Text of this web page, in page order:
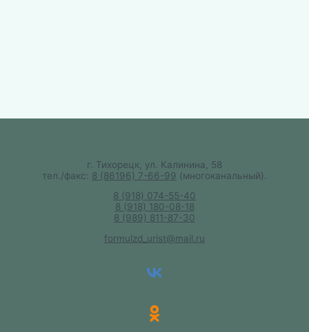
г. Тихорецк, ул. Калинина, 58
тел./факс: 8 (86196) 7-66-99 (многоканальный).
8 (918) 074-55-40
8 (918) 180-08-18
8 (989) 811-87-30
formulzd_urist@mail.ru